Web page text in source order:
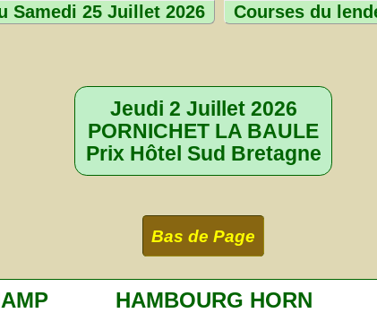
Samedi 25 Juillet 2026 Courses du
Jeudi 2 Juillet 2026
PORNICHET LA BAULE
Prix Hôtel Sud Bretagne
Bas de Page
HAMBOURG HORN